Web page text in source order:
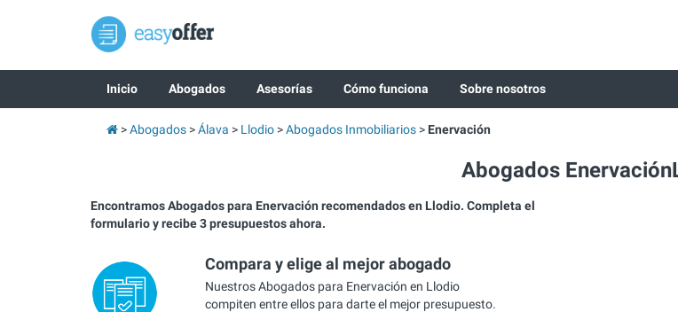
Inicio Abogados Asesorías Cómo funciona Sobre nosotros
Abogados Álava Llodio Abogados Inmobiliarios Enervación
Abogados
Encontramos Abogados para Enervación recomendados en Llodio. Completa el
formulario y recibe 3 presupuestos ahora.
Compara y elige al mejor abogado
Nuestros Abogados para Enervación en Llodio
compiten entre ellos para darte el mejor presupuesto.